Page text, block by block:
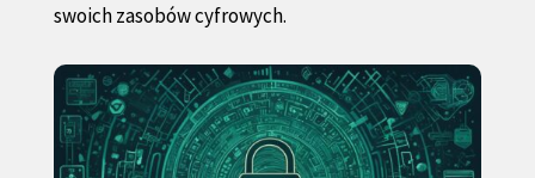
swoich zasobów cyfrowych.